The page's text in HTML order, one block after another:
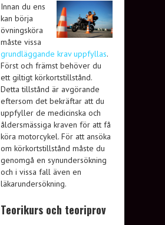
Innan du ens
kan börja
övningsköra
måste vissa
grundläggande krav uppfyllas.
Först och främst behöver du
ett giltigt körkortstillstånd.
Detta tillstånd är avgörande
eftersom det bekräftar att du
uppfyller de medicinska och
åldersmässiga kraven för att få
köra motorcykel. För att ansöka
om körkortstillstånd måste du
genomgå en synundersökning
och i vissa fall även en
läkarundersökning.
Teorikurs och teoriprov